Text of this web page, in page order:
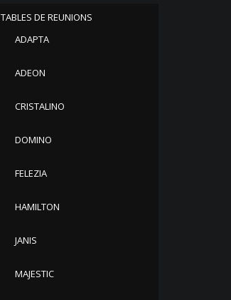
TABLES DE REUNIONS
ADAPTA
ADEON
CRISTALINO
DOMINO
FELEZIA
HAMILTON
JANIS
MAJESTIC